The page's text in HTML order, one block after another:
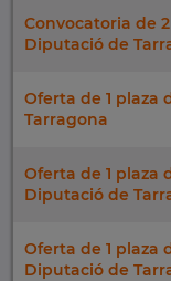
Convocatoria de
Diputació de
Oferta de 1 plaza
Tarragona
Oferta de 1 plaza
Diputació de
Oferta de 1 plaza
Diputació de